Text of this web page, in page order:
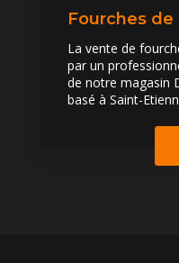
Fourches
La vente de
par un
de notre magasin
basé à Saint-